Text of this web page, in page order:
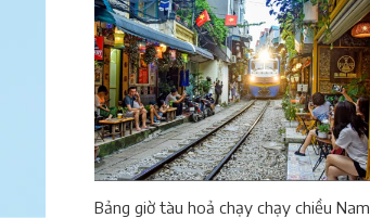
Bảng giờ tàu hoả chạy chạy chiều Nam